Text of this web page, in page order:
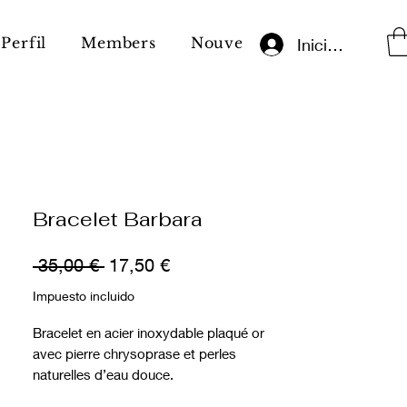
Perfil Members Nouvelle page Notas
Iniciar sesión
Bracelet Barbara
35,00 € Precio
17,50 €Precio
oferta
Impuesto incluido
Bracelet en acier inoxydable plaqué or
avec pierre chrysoprase et perles
naturelles d’eau douce.